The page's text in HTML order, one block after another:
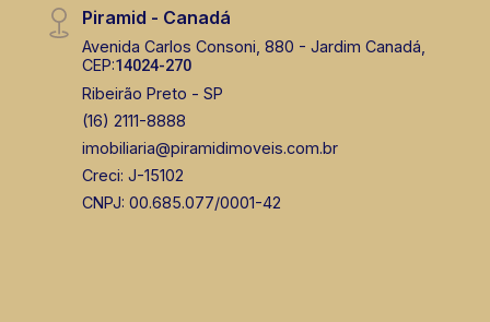
Piramid - Canadá
Avenida Carlos Consoni, 880 - Jardim Canadá,
CEP:14024-270
Ribeirão Preto - SP
(16) 2111-8888
imobiliaria@piramidimoveis.com.br
Creci: J-15102
CNPJ: 00.685.077/0001-42